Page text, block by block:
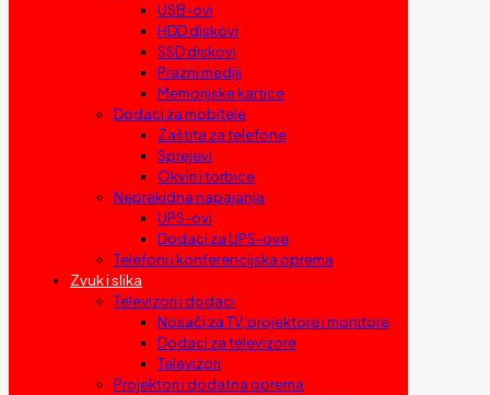
USB-ovi
HDD diskovi
SSD diskovi
Prazni mediji
Memorijske kartice
Dodaci za mobitele
Zaštita za telefone
Sprejevi
Okviri i torbice
Neprekidna napajanja
UPS-ovi
Dodaci za UPS-ove
Telefoni i konferencijska oprema
Zvuk i slika
Televizori i dodaci
Nosači za TV, projektore i monitore
Dodaci za televizore
Televizori
Projektori i dodatna oprema